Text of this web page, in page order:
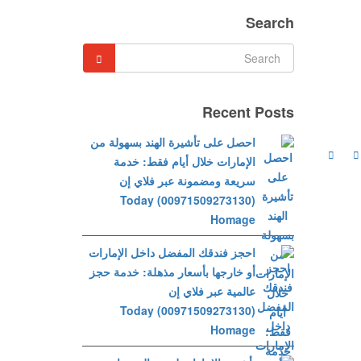
Search
Recent Posts
احصل على تأشيرة الهند بسهولة من
الإمارات خلال أيام فقط: خدمة
سريعة ومضمونة عبر فلاي إن
(00971509273130) Today
Homage
احجز فندقك المفضل داخل الإمارات
أو خارجها بأسعار مذهلة: خدمة حجز
عالمية عبر فلاي إن
(00971509273130) Today
Homage